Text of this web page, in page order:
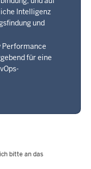
Intelligenz
und
Performance
für eine
bitte an das